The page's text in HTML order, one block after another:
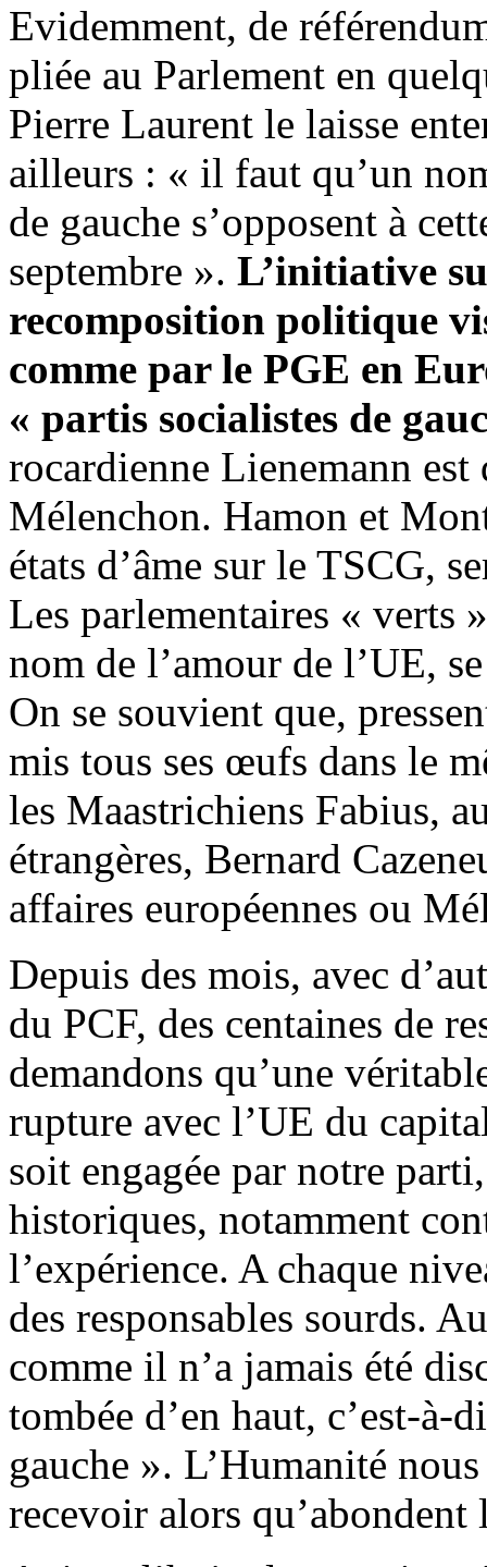
Evidemment, de
pliée au Parlement en
Pierre Laurent le laisse
ailleurs : « il faut qu’un
de gauche s’opposent à
septembre ». L’initiative
recomposition politique
comme par le PGE en
« partis socialistes de
rocardienne Lienemann
Mélenchon. Hamon et
états d’âme sur le TSCG,
Les parlementaires « verts
nom de l’amour de l’UE,
On se souvient que,
mis tous ses œufs dans le
les Maastrichiens Fabius,
étrangères, Bernard
affaires européennes ou
Depuis des mois, avec
du PCF, des centaines de
demandons qu’une
rupture avec l’UE du
soit engagée par notre
historiques, notamment
l’expérience. A chaque
des responsables sourds.
comme il n’a jamais été
tombée d’en haut, c’est-
gauche ». L’Humanité
recevoir alors